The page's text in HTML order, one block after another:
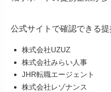
公式サイトで確認できる提
株式会社UZUZ
株式会社みらい人事
JHR転職エージェント
株式会社レゾナンス